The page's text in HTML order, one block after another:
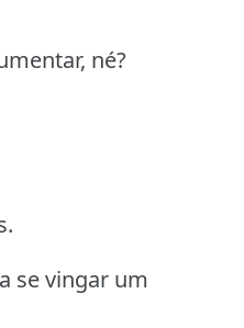
né?
se vingar um